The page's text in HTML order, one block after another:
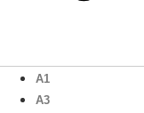
A1
A3